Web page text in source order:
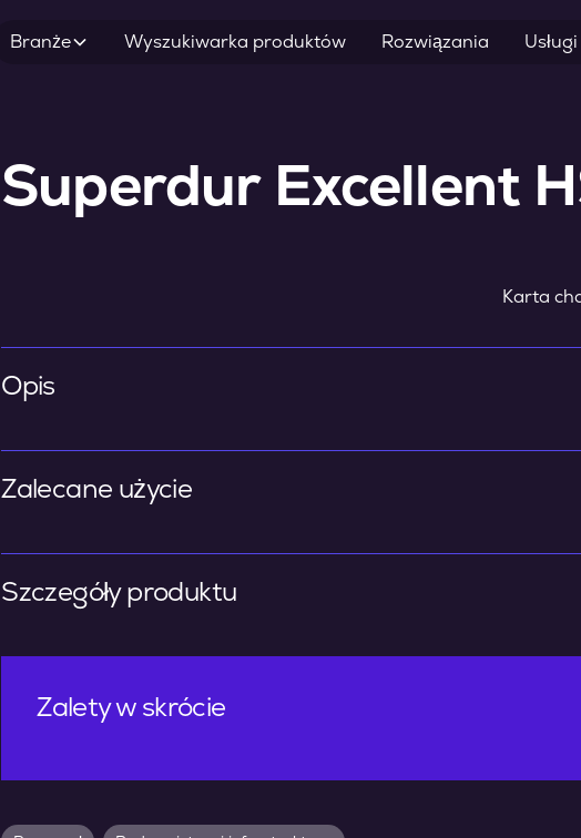
Branże Wyszukiwarka produktów Rozwiązania Usługi
Superdur Excellent
Karta
Opis
Zalecane użycie
Szczegóły produktu
Zalety w skrócie